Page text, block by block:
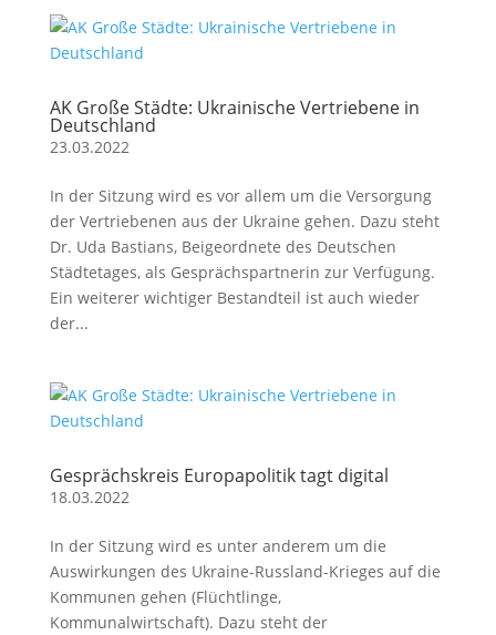
AK Große Städte: Ukrainische Vertriebene in
Deutschland
23.03.2022
In der Sitzung wird es vor allem um die Versorgung
der Vertriebenen aus der Ukraine gehen. Dazu steht
Dr. Uda Bastians, Beigeordnete des Deutschen
Städtetages, als Gesprächspartnerin zur Verfügung.
Ein weiterer wichtiger Bestandteil ist auch wieder
der...
Gesprächskreis Europapolitik tagt digital
18.03.2022
In der Sitzung wird es unter anderem um die
Auswirkungen des Ukraine-Russland-Krieges auf die
Kommunen gehen (Flüchtlinge,
Kommunalwirtschaft). Dazu steht der